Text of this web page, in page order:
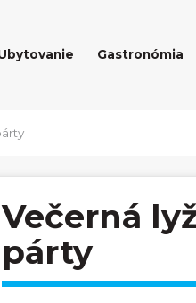
Gastronómia
Večerná
párty